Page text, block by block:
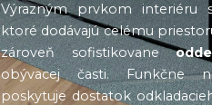
Výrazným prvkom interiéru
ktoré dodávajú celému
zároveň sofistikovane
obývacej časti. Funkčne
poskytuje dostatok